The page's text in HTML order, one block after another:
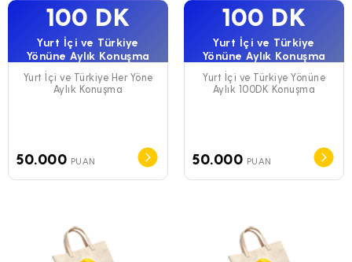
100 DK
Yurt İçi ve Türkiye
Yönüne Aylık Konuşma
Yurt İçi ve Türkiye Her Yöne
Aylık Konuşma
50.000 PUAN
100 DK
Yurt İçi ve Türkiye
Yönüne Aylık Konuşma
Yurt İçi ve Türkiye Yönüne
Aylık 100DK Konuşma
50.000 PUAN